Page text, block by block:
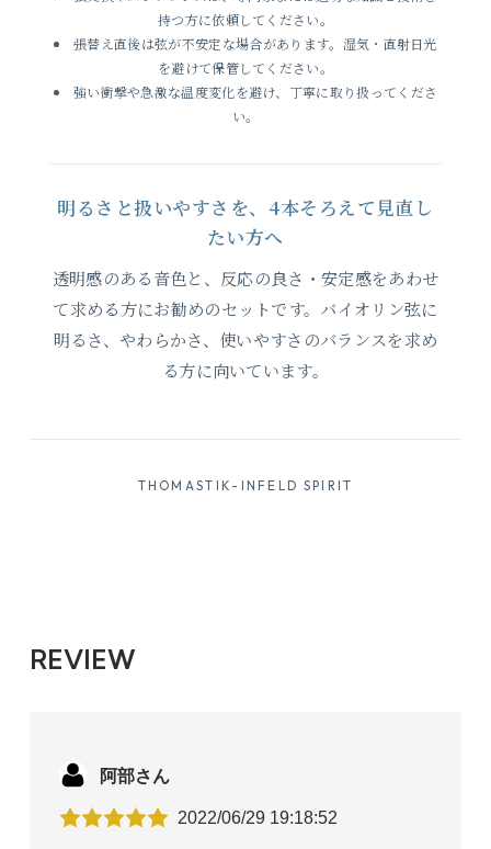
持つ方に依頼してください。
張替え直後は弦が不安定な場合があります。湿気・直射日光
を避けて保管してください。
強い衝撃や急激な温度変化を避け、丁寧に取り扱ってくださ
い。
明るさと扱いやすさを、4本そろえて見直し
たい方へ
透明感のある音色と、反応の良さ・安定感をあわせ
て求める方にお勧めのセットです。バイオリン弦に
明るさ、やわらかさ、使いやすさのバランスを求め
る方に向いています。
THOMASTIK-INFELD SPIRIT
REVIEW
阿部さん
2022/06/29 19:18:52
ボール・ループ兼用
7,161円(税込)